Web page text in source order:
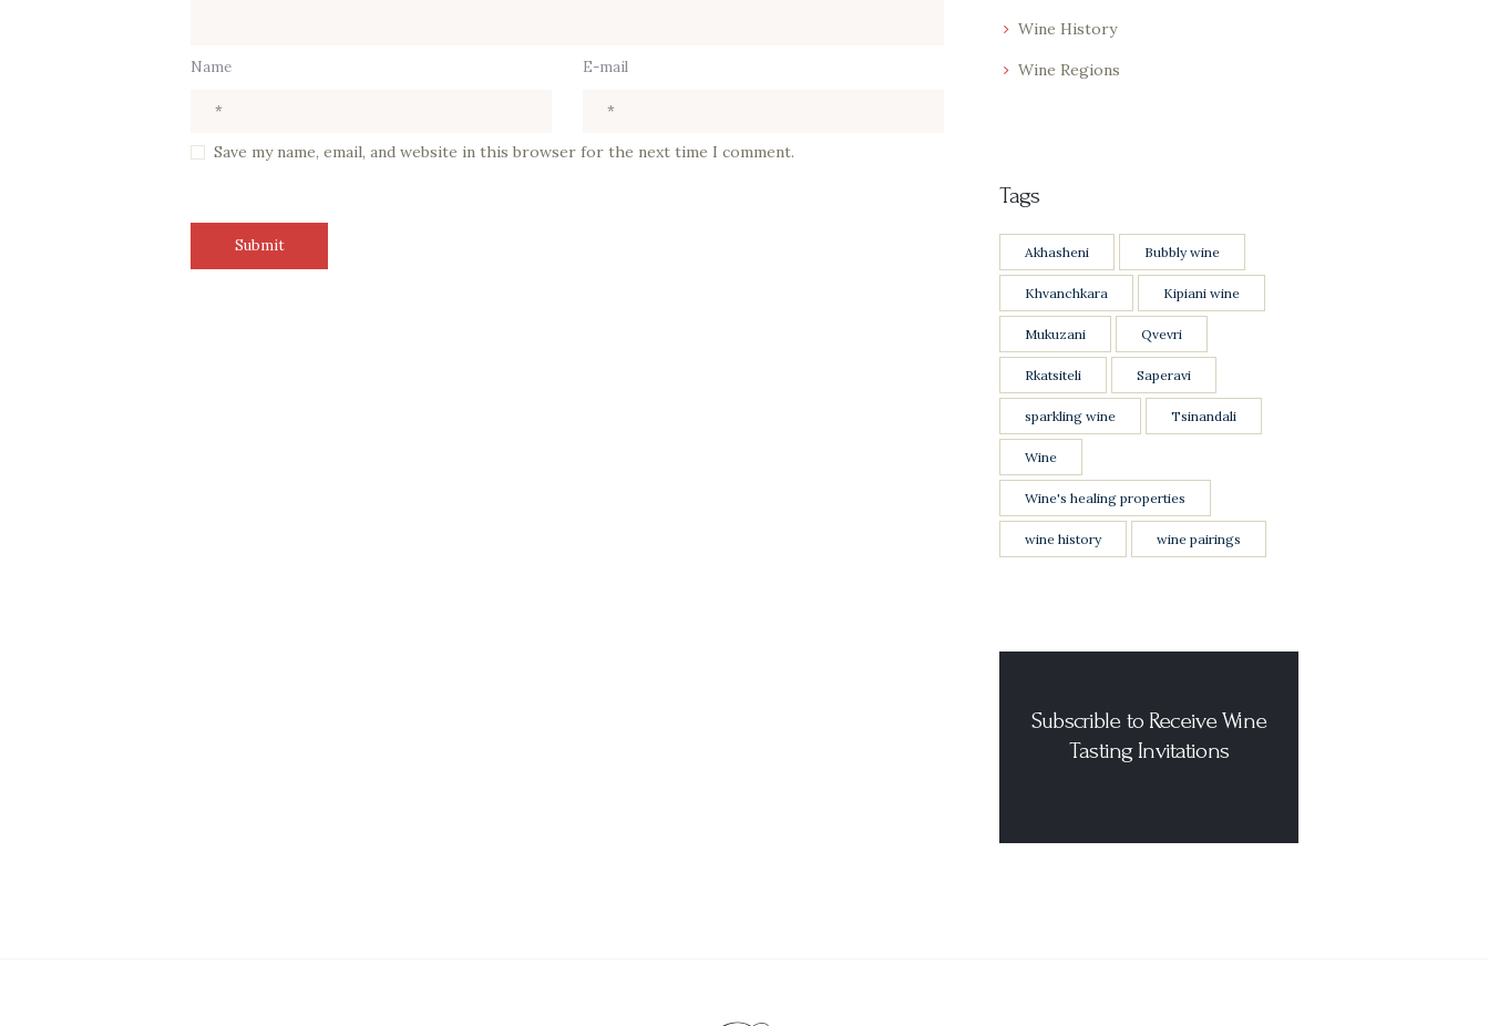
Name E-mail
Save my name, email, and website in this browser for the next time I comment.
Wine History
Wine Regions
Tags
Akhasheni Bubbly wine
Khvanchkara Kipiani wine
Mukuzani Qvevri
Rkatsiteli Saperavi
sparkling wine Tsinandali
Wine
Wine's healing properties
wine history wine pairings
Subscrible to Receive Wine
Tasting Invitations